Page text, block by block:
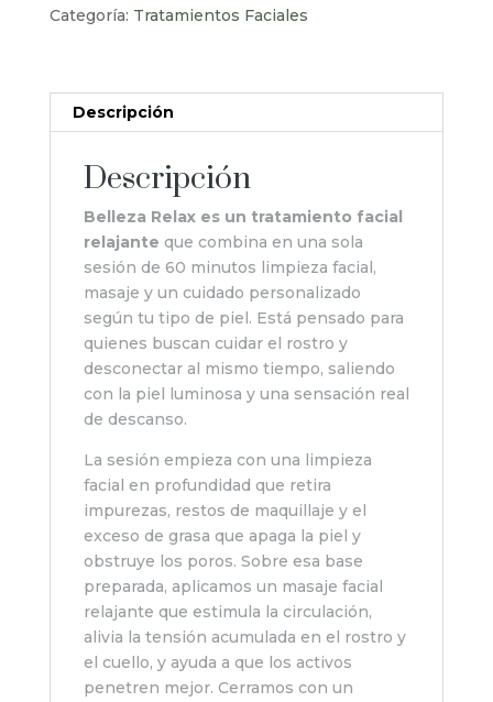
Categoría: Tratamientos Faciales
Descripción
Descripción
Belleza Relax es un tratamiento facial
relajante que combina en una sola
sesión de 60 minutos limpieza facial,
masaje y un cuidado personalizado
según tu tipo de piel. Está pensado para
quienes buscan cuidar el rostro y
desconectar al mismo tiempo, saliendo
con la piel luminosa y una sensación real
de descanso.
La sesión empieza con una limpieza
facial en profundidad que retira
impurezas, restos de maquillaje y el
exceso de grasa que apaga la piel y
obstruye los poros. Sobre esa base
preparada, aplicamos un masaje facial
relajante que estimula la circulación,
alivia la tensión acumulada en el rostro y
el cuello, y ayuda a que los activos
penetren mejor. Cerramos con un